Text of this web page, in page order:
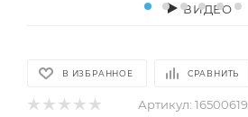
ВИДЕО
В ИЗБРАННОЕ СРАВНИТЬ
Артикул: 16500619